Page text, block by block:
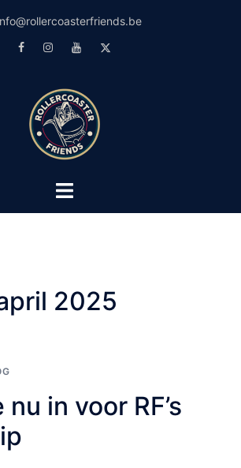
FacebookInstagram
Youtube
Toggle
2025
in voor RF’s